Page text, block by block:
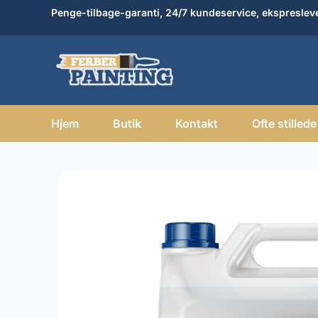
Penge-tilbage-garanti, 24/7 kundeservice,
Hjem Butik Kontakt Ofte